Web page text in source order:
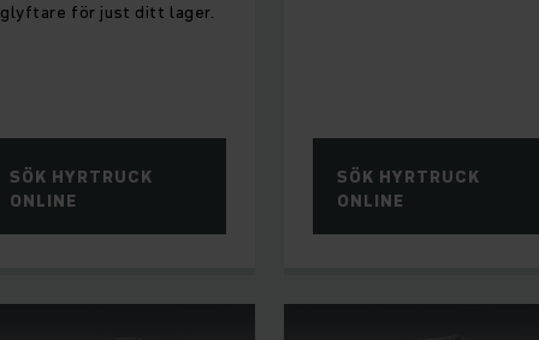
för just ditt lager.
SÖK HYRTRUCK
ONLINE
SÖK HYRTRUCK
ONLINE